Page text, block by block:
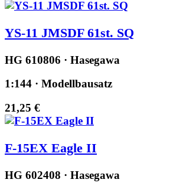
YS-11 JMSDF 61st. SQ
HG 610806 · Hasegawa
1:144 · Modellbausatz
21,25 €
F-15EX Eagle II
HG 602408 · Hasegawa